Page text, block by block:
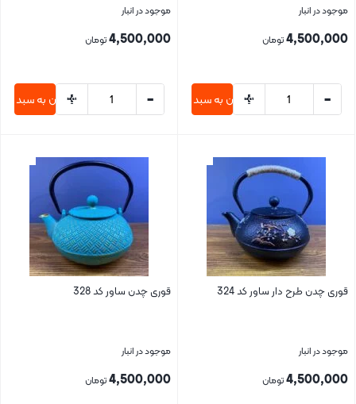
موجود در انبار
4,500,000تومان
-
+
افزودن به سبد خرید
موجود در انبار
4,500,000تومان
-
+
افزودن به سبد
قوری چدن طرح دار ساور کد 324
موجود در انبار
4,500,000تومان
قوری چدن ساور کد 328
موجود در انبار
4,500,000تومان